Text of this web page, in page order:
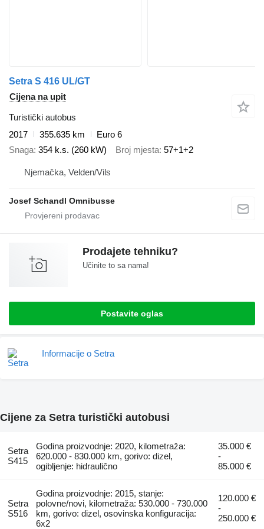
Setra S 416 UL/GT
Cijena na upit
Turistički autobus
2017
355.635 km
Euro 6
Snaga 354 k.s. (260 kW) Broj mjesta 57+1+2
Njemačka, Velden/Vils
Josef Schandl Omnibusse
Prodajete tehniku?
Učinite to sa nama!
Postavite oglas
Informacije o Setra
Cijene za Setra turistički autobusi
Setra
S415
Godina proizvodnje: 2020, kilometraža:
620.000 - 830.000 km, gorivo: dizel,
ogibljenje: hidraulično
35.000 €
-
85.000 €
Setra
S516
Godina proizvodnje: 2015, stanje:
polovne/novi, kilometraža: 530.000 - 730.000
km, gorivo: dizel, osovinska konfiguracija:
6x2
120.000 €
-
250.000 €